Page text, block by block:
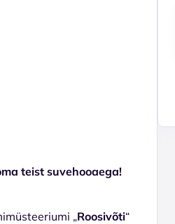
teist suvehooaega!
„Roosivõti“